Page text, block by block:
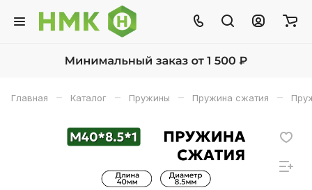
Главная – Каталог – Пружины – Пружина сжатия –